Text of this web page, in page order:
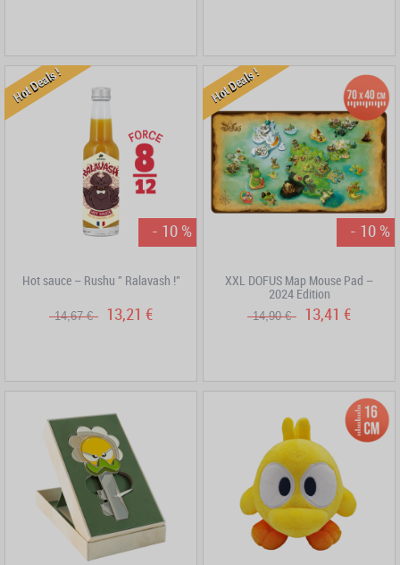
- 10 %
Hot Deals !
Hot sauce – Rushu " Ralavash !"
14,67 € 13,21 €
- 10 %
Hot Deals !
XXL DOFUS Map Mouse Pad –
2024 Edition
14,90 € 13,41 €